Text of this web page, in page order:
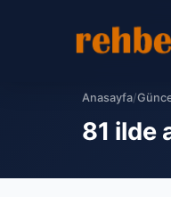
Anasayfa/
81 ilde